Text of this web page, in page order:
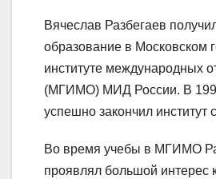
Вячеслав Разбегаев
образование в Московском
институте международных
(МГИМО) МИД России. В
успешно закончил институт
Во время учебы в МГИМО
проявлял большой интерес